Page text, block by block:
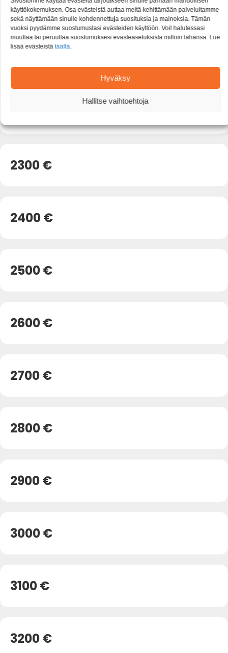
käyttökokemuksen. Osa evästeistä auttaa meitä kehittämään palveluitamme
sekä näyttämään sinulle kohdennettuja suosituksia ja mainoksia. Tämän
vuoksi pyydämme suostumustasi evästeiden käyttöön. Voit halutessasi
muuttaa tai peruuttaa suostumuksesi evästeasetuksista milloin tahansa. Lue
lisää evästeistätäältä.
Hyväksy
Hallitse vaihtoehtoja
2000 €
2300 €
2400 €
2500 €
2600 €
2700 €
2800 €
2900 €
3000 €
3100 €
3200 €